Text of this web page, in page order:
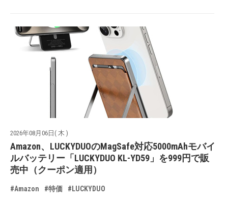
2026年08月06日( 木 )
Amazon、LUCKYDUOのMagSafe対応5000mAhモバイ
ルバッテリー「LUCKYDUO KL-YD59」を999円で販
売中（クーポン適用）
#Amazon #特価 #LUCKYDUO